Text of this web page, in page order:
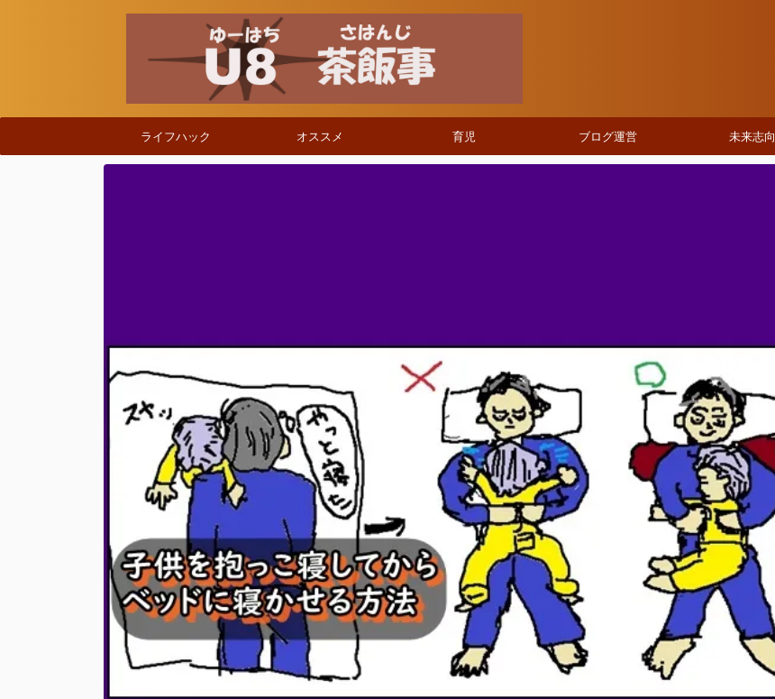
ライフハック オススメ 育児 ブログ運営 未来志向